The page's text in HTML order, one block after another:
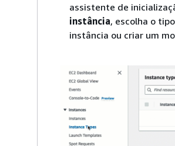
assistente de
instância, escolha o
instância ou criar um